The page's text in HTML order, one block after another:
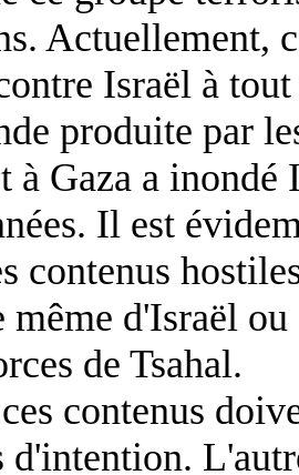
Actuellement,
Israël à
produite par
à Gaza a
Il est
contenus
même d'Israël
de Tsahal.
contenus
d'intention.